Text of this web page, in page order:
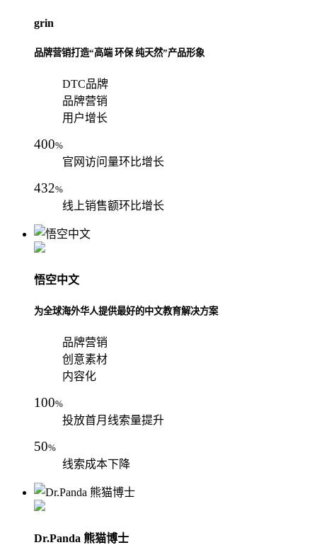
grin
品牌营销打造“高端 环保 纯天然”产品形象
DTC品牌
品牌营销
用户增长
400%
官网访问量环比增长
432%
线上销售额环比增长
悟空中文
为全球海外华人提供最好的中文教育解决方案
品牌营销
创意素材
内容化
100%
投放首月线索量提升
50%
线索成本下降
Dr.Panda 熊猫博士